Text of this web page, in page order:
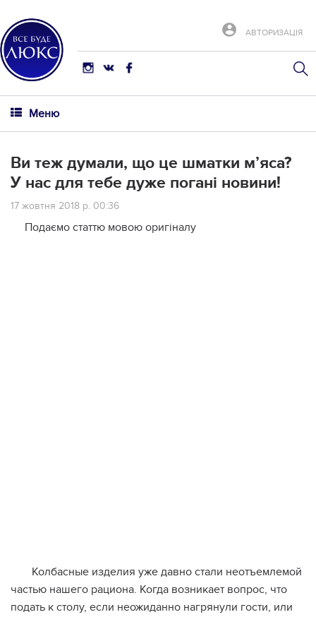
АВТОРИЗАЦІЯ
Меню
Ви теж думали, що це шматки м’яса?
У нас для тебе дуже погані новини!
17 жовтня 2018 р. 00:36
Подаємо статтю мовою оригіналу
Колбасные изделия уже давно стали неотъемлемой
частью нашего рациона. Когда возникает вопрос, что
подать к столу, если неожиданно нагрянули гости, или